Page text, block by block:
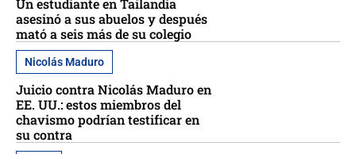
Un estudiante en Tailandia
asesinó a sus abuelos y después
mató a seis más de su colegio
Nicolás Maduro
Juicio contra Nicolás Maduro en
EE. UU.: estos miembros del
chavismo podrían testificar en
su contra